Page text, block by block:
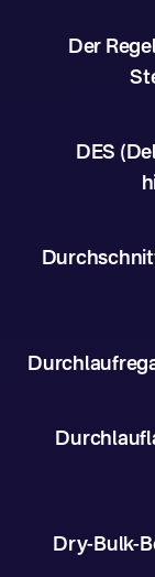
Der
DES
Dry-Bulk-